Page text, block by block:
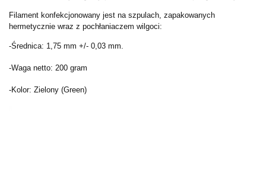
Filament konfekcjonowany jest na szpulach, zapakowanych
hermetycznie wraz z pochłaniaczem wilgoci:
-Średnica: 1,75 mm +/- 0,03 mm.
-Waga netto: 200 gram
-Kolor: Zielony (Green)